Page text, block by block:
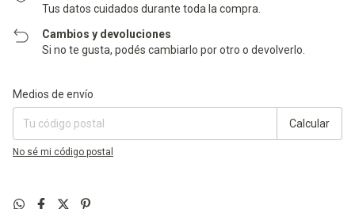
Tus datos cuidados durante toda la compra.
Cambios y devoluciones
Si no te gusta, podés cambiarlo por otro o devolverlo.
Entregas para el CP:
Medios de envío
Calcular
No sé mi código postal